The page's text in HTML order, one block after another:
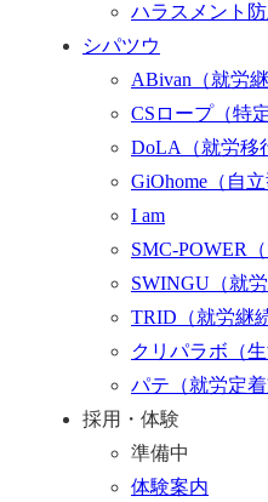
ハラスメント
シパツウ
ABivan （就労
CSロープ （特
DoLA （就労移
GiOhome （自
I am
SMC-POWER
SWINGU （就
TRID （就労継
クリパラボ （
パテ （就労定
採用・体験
準備中
体験案内